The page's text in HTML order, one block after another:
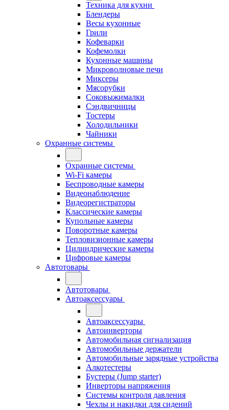
Техника для кухни
Блендеры
Весы кухонные
Грили
Кофеварки
Кофемолки
Кухонные машины
Микроволновые печи
Миксеры
Мясорубки
Соковыжималки
Сэндвичницы
Тостеры
Холодильники
Чайники
Охранные системы
Охранные системы
Wi-Fi камеры
Беспроводные камеры
Видеонаблюдение
Видеорегистраторы
Классические камеры
Купольные камеры
Поворотные камеры
Тепловизионные камеры
Цилиндрические камеры
Цифровые камеры
Автотовары
Автотовары
Автоаксессуары
Автоаксессуары
Автоинверторы
Автомобильная сигнализация
Автомобильные держатели
Автомобильные зарядные устройства
Алкотестеры
Бустеры (Jump starter)
Инверторы напряжения
Системы контроля давления
Чехлы и накидки для сидений